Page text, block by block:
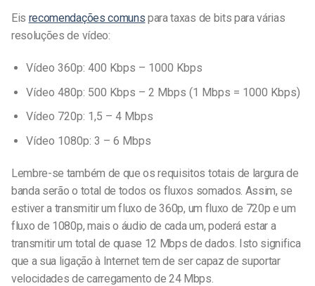
Eis recomendações comuns para taxas de bits para várias
resoluções de vídeo:
Vídeo 360p: 400 Kbps – 1000 Kbps
Vídeo 480p: 500 Kbps – 2 Mbps (1 Mbps = 1000 Kbps)
Vídeo 720p: 1,5 – 4 Mbps
Vídeo 1080p: 3 – 6 Mbps
Lembre-se também de que os requisitos totais de largura de
banda serão o total de todos os fluxos somados. Assim, se
estiver a transmitir um fluxo de 360p, um fluxo de 720p e um
fluxo de 1080p, mais o áudio de cada um, poderá estar a
transmitir um total de quase 12 Mbps de dados. Isto significa
que a sua ligação à Internet tem de ser capaz de suportar
velocidades de carregamento de 24 Mbps.